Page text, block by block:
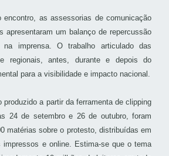
as assessorias de comunicação
apresentaram um balanço de repercussão
na imprensa. O trabalho articulado das
regionais, antes, durante e depois do
para a visibilidade e impacto nacional.
produzido a partir da ferramenta de clipping
24 de setembro e 26 de outubro, foram
matérias sobre o protesto, distribuídas em
e online. Estima-se que o tema